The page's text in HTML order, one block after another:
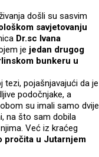
došli su sasvim
savjetovanju
Dr.sc Ivana
je jedan drugog
bunkeru u
tezi, pojašnjavajući da je
podočnjake, a
su imali samo dvije
na što sam dobila
Već iz kraćeg
pročita u Jutarnjem